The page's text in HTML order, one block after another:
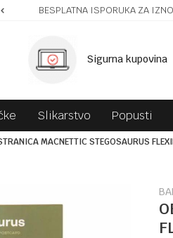
BESPLATNA ISPORUKA ZA
Sigurna kupovina
Slikarstvo Popusti
MACNETTIC STEGOSAURUS